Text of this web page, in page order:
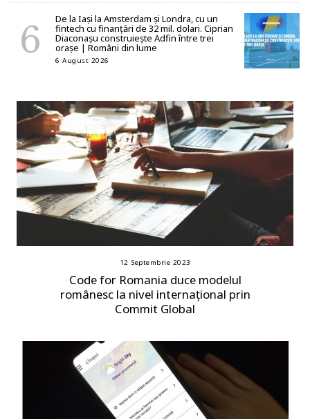
De la Iași la Amsterdam și Londra, cu un
fintech cu finanțări de 32 mil. dolari. Ciprian
Diaconașu construiește Adfin între trei
orașe | Români din lume
6 August 2026
12 Septembrie 2023
Code for Romania duce modelul
românesc la nivel internațional prin
Commit Global